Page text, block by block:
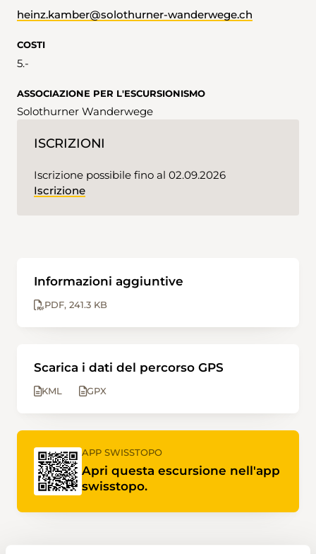
heinz.kamber@solothurner-wanderwege.ch
COSTI
5.-
ASSOCIAZIONE PER L'ESCURSIONISMO
Solothurner Wanderwege
ISCRIZIONI
Iscrizione possibile fino al 02.09.2026
Iscrizione
Informazioni aggiuntive
PDF 241.3 KB
Scarica i dati del percorso GPS
KML GPX
APP SWISSTOPO
Apri questa escursione nell'app
swisstopo.